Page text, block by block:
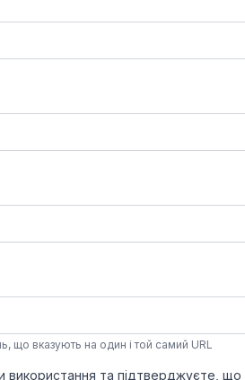
що вказують на один і той самий URL
використання та підтверджуєте,